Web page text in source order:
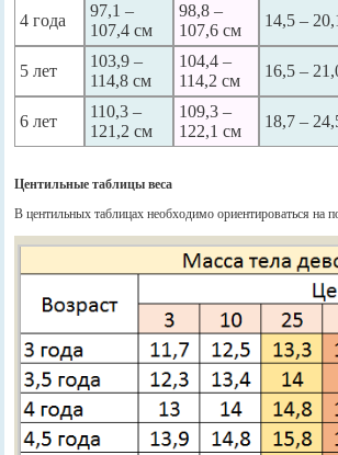
4 года
97,1 –
107,4 см
98,8 –
107,6 см
14,5 –
5 лет
103,9 –
114,8 см
104,4 –
114,2 см
16,5 –
6 лет
110,3 –
121,2 см
109,3 –
122,1 см
18,7 –
Центильные таблицы веса
В центильных таблицах необходимо ориентироваться на